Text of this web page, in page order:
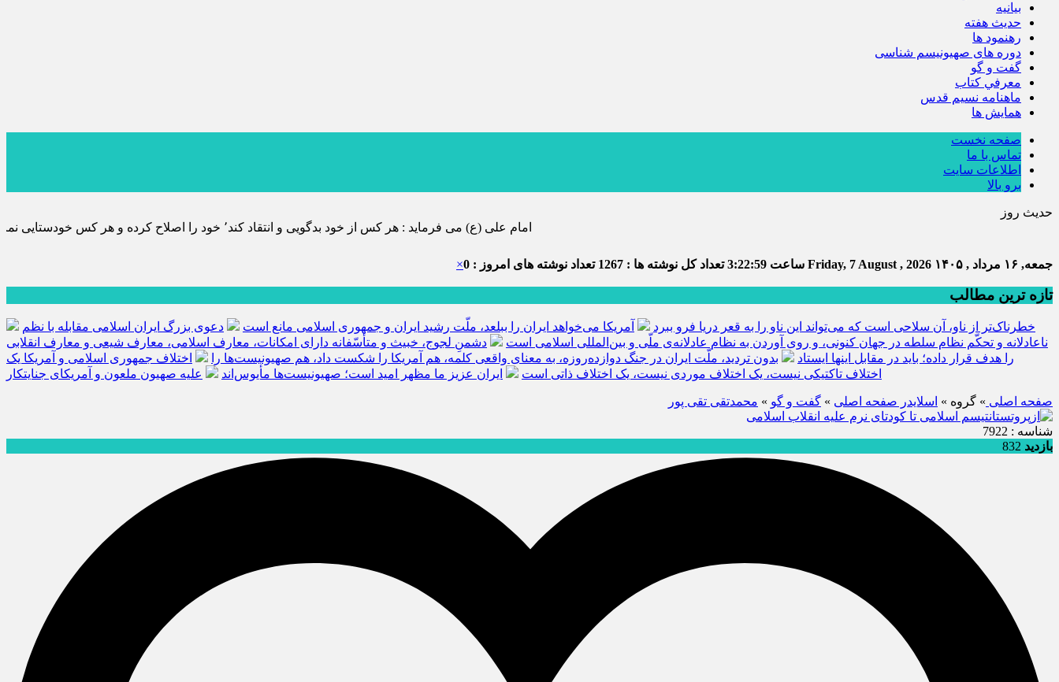
بيانيه
حديث هفته
رهنمود ها
دوره های صهیونیسم شناسی
گفت و گو
معرفي كتاب
ماهنامه نسيم قدس
همايش ها
صفحه نخست
تماس با ما
اطلاعات سایت
برو بالا
حدیث روز
امام علی (ع) می فرماید : هر کس از خود بدگویی و انتقاد کند٬ خود را اصلاح کرده و هر کس خودستایی نماید٬ پس به تحقیق خویش را تباه نموده است.
جمعه, ۱۶ مرداد , ۱۴۰۵ Friday, 7 August , 2026 ساعت 3:23:00تعداد کل نوشته ها : 1267 تعداد نوشته های امروز : 0 ×
تازه ترین مطالب
خطرناک‌تر از ناو، آن سلاحی است که می‌تواند این ناو را به قعر دریا فرو ببرد آمریکا می‌خواهد ایران را ببلعد، ملّت رشید ایران و جمهوری اسلامی مانع است
دعوی بزرگ ایران اسلامی مقابله با نظم
ناعادلانه و تحکّم نظام سلطه در جهان کنونی، و روی آوردن به نظام عادلانه‌ی ملّی و بین‌المللی اسلامی است
دشمنِ لجوج، خبیث و متأسّفانه دارای امکانات، معارف اسلامی، معارف شیعی و معارف انقلابی
را هدف قرار داده؛ باید در مقابل اینها ایستاد
بدون تردید، ملّت ایران در جنگ دوازده‌روزه، به معنای واقعی کلمه، هم آمریکا را شکست داد، هم صهیونیست‌ها را
اختلاف جمهوری اسلامی و آمریکا یک
اختلاف تاکتیکی نیست، یک اختلاف موردی نیست، یک اختلاف ذاتی است
ایران عزیز ما مظهر امید است؛ صهیونیست‌ها مأیوس‌اند علیه صهیون ملعون و آمریکای جنایتکار
صفحه اصلی » گروه » اسلایدر صفحه اصلی » گفت و گو » محمدتقی تقی پور
شناسه : 7922
بازدید 832